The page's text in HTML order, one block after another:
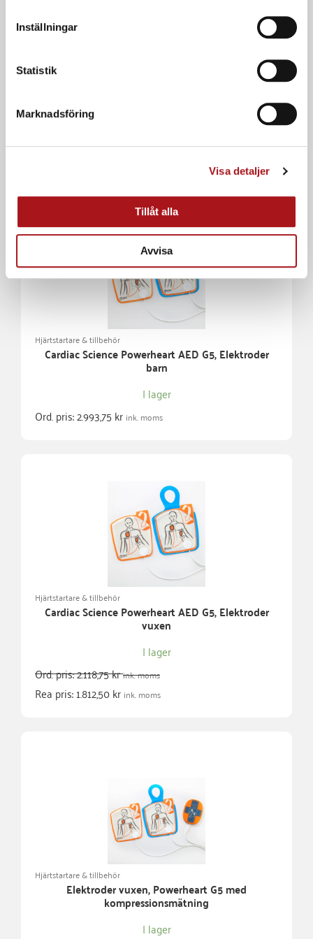
Inställningar
Statistik
Marknadsföring
Visa detaljer
Tillåt alla
Avvisa
Cardiac Science Powerheart AED G5, Batteri
Hjärtstartare & tillbehör
Cardiac Science Powerheart AED G5, Elektroder
barn
I lager
Ord. pris:2.993,75kr ink. moms
Hjärtstartare & tillbehör
Cardiac Science Powerheart AED G5, Elektroder
vuxen
I lager
Ord. pris:2.118,75krink. moms
Rea pris:1.812,50kr ink. moms
Hjärtstartare & tillbehör
Elektroder vuxen, Powerheart G5 med
kompressionsmätning
I lager